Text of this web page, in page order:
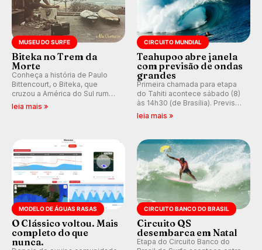
MUSEU DO SURFE
Biteka no Trem da
Morte
Conheça a história de Paulo
Bittencourt, o Biteka, que
cruzou a América do Sul rumo
ao Pacífico em uma jornada
leia mais »
CIRCUITO MUNDIAL
Teahupoo abre janela
com previsão de ondas
grandes
Primeira chamada para etapa
do Tahiti acontece sábado (8)
às 14h30 (de Brasília). Previsão
indica swell consistente.
Kelly Slater convidado.
leia mais »
MODELO DE ÁGUAS RASAS
O Clássico voltou. Mais
completo do que
nunca.
CIRCUITO BANCO DO BRASIL
Circuito QS
desembarca em Natal
Etapa do Circuito Banco do